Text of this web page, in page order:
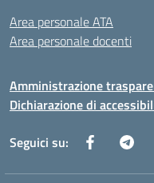
Area personale ATA
Area personale docenti
Amministrazione
Dichiarazione di
Seguici su: